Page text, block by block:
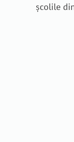
școlile